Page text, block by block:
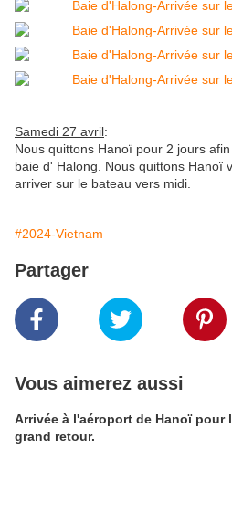
Samedi 27 avril:
Nous quittons Hanoï pour 2 jours
baie d' Halong. Nous quittons Hanoï
arriver sur le bateau vers midi.
#2024-Vietnam
Partager
Vous aimerez aussi
Arrivée à l'aéroport de Hanoï pour
grand retour.